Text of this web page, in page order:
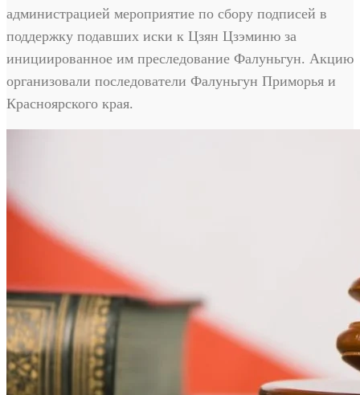
администрацией мероприятие по сбору подписей в
поддержку подавших иски к Цзян Цзэминю за
инициированное им преследование Фалуньгун. Акцию
организовали последователи Фалуньгун Приморья и
Красноярского края.